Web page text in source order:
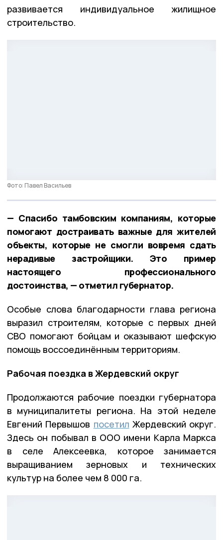
развивается индивидуальное жилищное
строительство.
Фото: Павел Васильев
— Спасибо тамбовским компаниям, которые
помогают достраивать важные для жителей
объекты, которые не смогли вовремя сдать
нерадивые застройщики. Это пример
настоящего профессионального
достоинства, — отметил губернатор.
Особые слова благодарности глава региона
выразил строителям, которые с первых дней
СВО помогают бойцам и оказывают шефскую
помощь воссоединённым территориям.
Рабочая поездка в Жердевский округ
Продолжаются рабочие поездки губернатора
в муниципалитеты региона. На этой неделе
Евгений Первышов посетил Жердевский округ.
Здесь он побывал в ООО имени Карла Маркса
в селе Алексеевка, которое занимается
выращиванием зерновых и технических
культур на более чем 8 000 га.